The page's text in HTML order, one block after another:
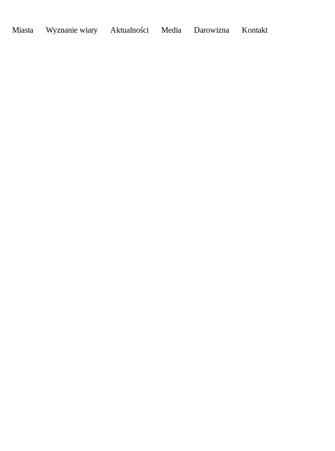
Miasta Wyznanie wiary Aktualności Media Darowizna Kontakt